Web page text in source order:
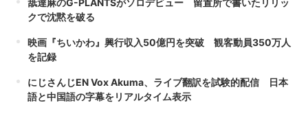
クで沈黙を破る
映画『ちいかわ』興行収入50億円を突破 観客動員350万人
を記録
にじさんじEN Vox Akuma、ライブ翻訳を試験的配信 日本
語と中国語の字幕をリアルタイム表示